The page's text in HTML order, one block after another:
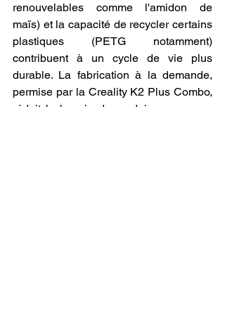
renouvelables comme l'amidon de
maïs) et la capacité de recycler certains
plastiques (PETG notamment)
contribuent à un cycle de vie plus
durable. La fabrication à la demande,
permise par la Creality K2 Plus Combo,
réduit le besoin de produire en masse